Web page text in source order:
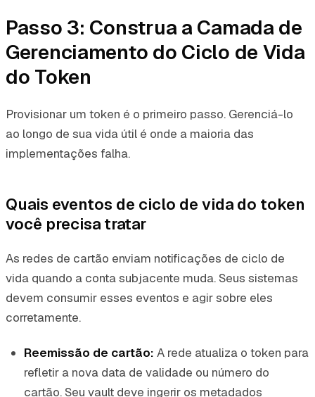
Passo 3: Construa a Camada de
Gerenciamento do Ciclo de Vida
do Token
Provisionar um token é o primeiro passo. Gerenciá-lo
ao longo de sua vida útil é onde a maioria das
implementações falha.
Quais eventos de ciclo de vida do token
você precisa tratar
As redes de cartão enviam notificações de ciclo de
vida quando a conta subjacente muda. Seus sistemas
devem consumir esses eventos e agir sobre eles
corretamente.
Reemissão de cartão: A rede atualiza o token para
refletir a nova data de validade ou número do
cartão. Seu vault deve ingerir os metadados